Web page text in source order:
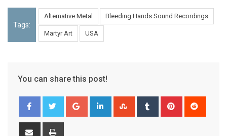
Tags:
Alternative Metal Bleeding Hands Sound Recordings
Martyr Art USA
You can share this post!